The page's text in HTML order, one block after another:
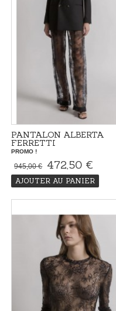
PANTALON ALBERTA
FERRETTI
PROMO !
945,00 € 472,50 €
AJOUTER AU PANIER